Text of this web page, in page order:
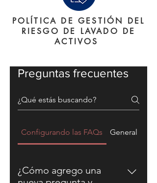
POLÍTICA DE GESTIÓN DEL
RIESGO DE LAVADO DE
ACTIVOS
Preguntas frecuentes
Configurando las FAQs General
¿Cómo agrego una